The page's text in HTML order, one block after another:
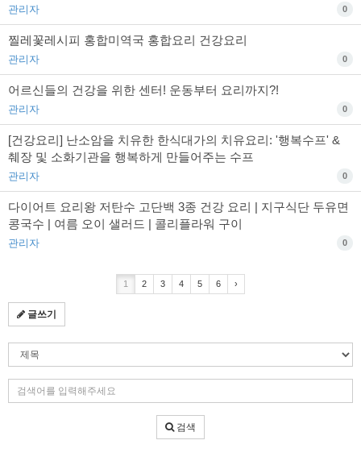
관리자 0
찔레꽃레시피 홍합미역국 홍합요리 건강요리
관리자 0
어르신들의 건강을 위한 센터! 운동부터 요리까지?!
관리자 0
[건강요리] 난소암을 치유한 한식대가의 치유요리: '행복수프' &
췌장 및 소화기관을 행복하게 만들어주는 수프
관리자 0
다이어트 요리왕 저탄수 고단백 3종 건강 요리 | 지구식단 두유면
콩국수 | 여름 오이 샐러드 | 콜리플라워 구이
관리자 0
1 2 3 4 5 6 ›
글쓰기
색
조
색
어
입
검색